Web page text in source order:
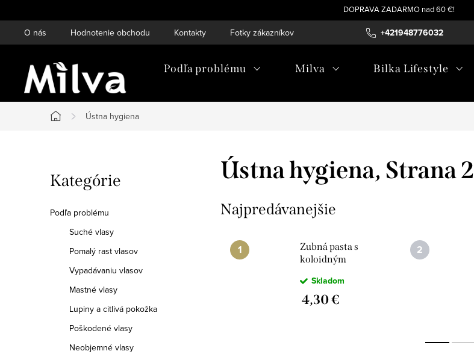
na
obsah
DOPRAVA ZADARMO nad 60 €!
+421948776032
O nás Hodnotenie obchodu Kontakty Fotky zákazníkov
Podľa problému Milva Bilka Lifestyle
Domov
Ústna hygiena
o
č
Preskočiť
kategórie
Kategórie
Podľa problému
Suché vlasy
Pomalý rast vlasov
Vypadávaniu vlasov
Mastné vlasy
Lupiny a citlivá pokožka
Poškodené vlasy
Neobjemné vlasy
Ústna hygiena, Strana 2
Najpredávanejšie
Zubná pasta s
koloidným
morskou soľou
Bilka Dent, 75ml
Skladom
4,30 €